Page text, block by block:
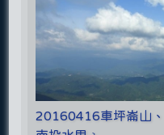
20160416車坪崙山、